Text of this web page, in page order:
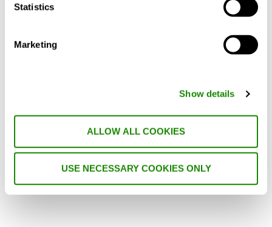
Statistics
Marketing
Show details
ALLOW ALL COOKIES
USE NECESSARY COOKIES ONLY
mer än så - det är
att investera i
generera en avsevärd minskning av
energiförbrukningen och samtidigt ge
starkt kopplade till en ekonomisk
hållbarhet.
Läs mer ombehovsstyrt inomhusklimat
, och här ärdet första blogginlägget